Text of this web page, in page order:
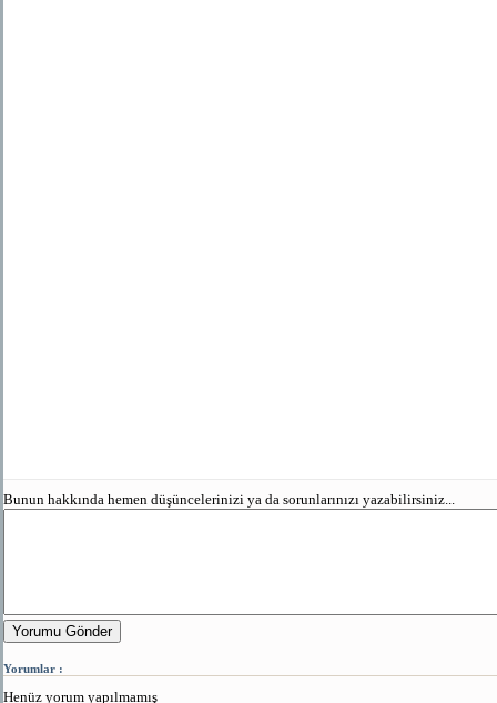
Bunun hakkında hemen düşüncelerinizi ya da sorunlarınızı yazabilirsiniz...
Yorumu Gönder
Yorumlar :
Henüz yorum yapılmamış